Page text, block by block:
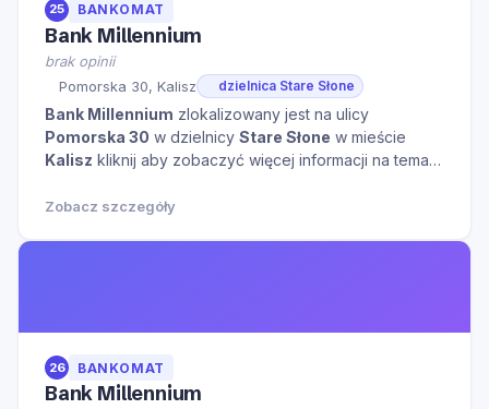
25 BANKOMAT
Bank Millennium
brak opinii
Pomorska 30, Kalisz
dzielnica Stare Słone
Bank Millennium zlokalizowany jest na ulicy
Pomorska 30 w dzielnicy Stare Słone w mieście
Kalisz kliknij aby zobaczyć więcej informacji na temat
Zobacz szczegóły
26 BANKOMAT
Bank Millennium